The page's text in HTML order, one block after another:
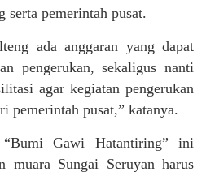
pemerintah pusat.
ada anggaran yang dapat
pengerukan, sekaligus nanti
agar kegiatan pengerukan
pemerintah pusat,” katanya.
Gawi Hatantiring” ini
muara Sungai Seruyan harus